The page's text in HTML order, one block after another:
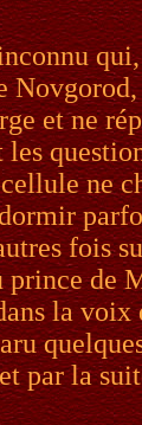
qui,
et ne
ne
fois
prince de
la voix
par la